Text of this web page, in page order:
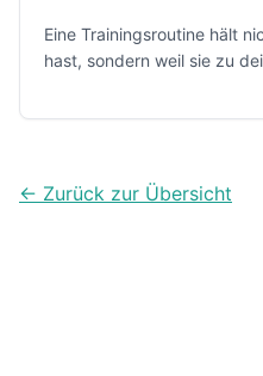
Eine Trainingsroutine hält
hast, sondern weil sie zu
← Zurück zur Übersicht